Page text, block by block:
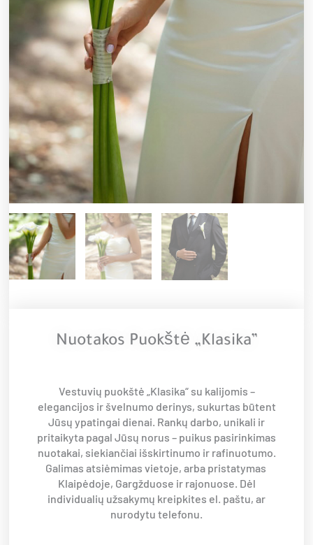
Nuotakos Puokštė „Klasika”
Vestuvių puokštė „Klasika“ su kalijomis –
elegancijos ir švelnumo derinys, sukurtas būtent
Jūsų ypatingai dienai. Rankų darbo, unikali ir
pritaikyta pagal Jūsų norus – puikus pasirinkimas
nuotakai, siekiančiai išskirtinumo ir rafinuotumo.
Galimas atsiėmimas vietoje, arba pristatymas
Klaipėdoje, Gargžduose ir rajonuose. Dėl
individualių užsakymų kreipkites el. paštu, ar
nurodytu telefonu.